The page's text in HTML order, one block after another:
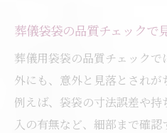
葬儀袋袋の品質チェックで
葬儀用袋袋の品質チェック
外にも、意外と見落とされが
例えば、袋袋の寸法誤差や
入の有無など、細部まで確認